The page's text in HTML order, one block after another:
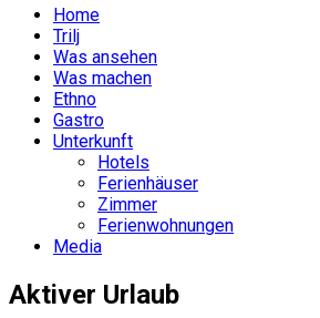
Home
Trilj
Was ansehen
Was machen
Ethno
Gastro
Unterkunft
Hotels
Ferienhäuser
Zimmer
Ferienwohnungen
Media
Aktiver Urlaub